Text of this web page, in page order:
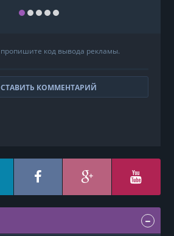
пропишите код вывода рекламы.
КОММЕНТАРИЙ